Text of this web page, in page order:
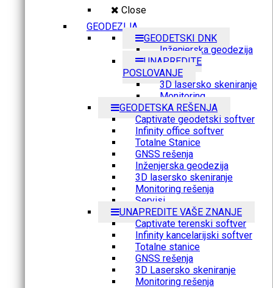
Close
GEODEZIJA
GEODETSKI DNK
Inženjerska geodezija
UNAPREDITE
POSLOVANJE
3D lasersko skeniranje
Monitoring
GEODETSKA REŠENJA
Captivate geodetski softver
Infinity office softver
Totalne Stanice
GNSS rešenja
Inženjerska geodezija
3D lasersko skeniranje
Monitoring rešenja
Servisi
UNAPREDITE VAŠE ZNANJE
Captivate terenski softver
Infinity kancelarijski softver
Totalne stanice
GNSS rešenja
3D Lasersko skeniranje
Monitoring rešenja